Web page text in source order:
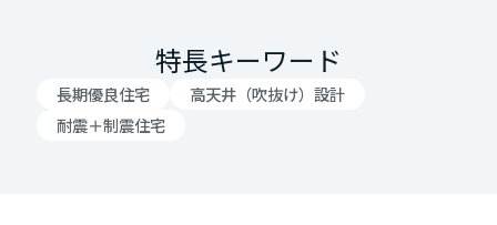
特長キーワード
長期優良住宅
高天井（吹抜け）設計
耐震＋制震住宅
中国・四国エリア